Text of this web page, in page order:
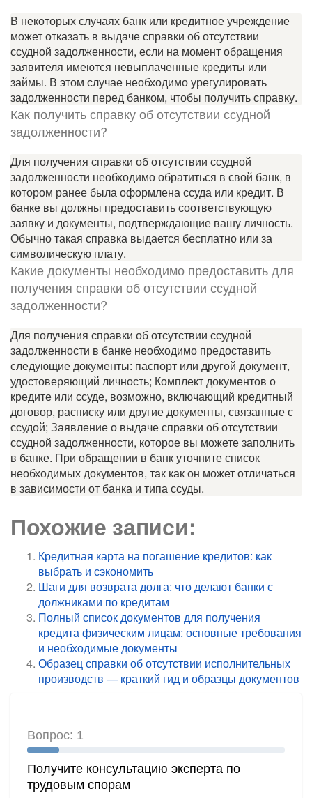
В некоторых случаях банк или кредитное учреждение
может отказать в выдаче справки об отсутствии
ссудной задолженности, если на момент обращения
заявителя имеются невыплаченные кредиты или
займы. В этом случае необходимо урегулировать
задолженности перед банком, чтобы получить справку.
Как получить справку об отсутствии ссудной
задолженности?
Для получения справки об отсутствии ссудной
задолженности необходимо обратиться в свой банк, в
котором ранее была оформлена ссуда или кредит. В
банке вы должны предоставить соответствующую
заявку и документы, подтверждающие вашу личность.
Обычно такая справка выдается бесплатно или за
символическую плату.
Какие документы необходимо предоставить для
получения справки об отсутствии ссудной
задолженности?
Для получения справки об отсутствии ссудной
задолженности в банке необходимо предоставить
следующие документы: паспорт или другой документ,
удостоверяющий личность; Комплект документов о
кредите или ссуде, возможно, включающий кредитный
договор, расписку или другие документы, связанные с
ссудой; Заявление о выдаче справки об отсутствии
ссудной задолженности, которое вы можете заполнить
в банке. При обращении в банк уточните список
необходимых документов, так как он может отличаться
в зависимости от банка и типа ссуды.
Похожие записи:
Кредитная карта на погашение кредитов: как
выбрать и сэкономить
Шаги для возврата долга: что делают банки с
должниками по кредитам
Полный список документов для получения
кредита физическим лицам: основные требования
и необходимые документы
Образец справки об отсутствии исполнительных
производств — краткий гид и образцы документов